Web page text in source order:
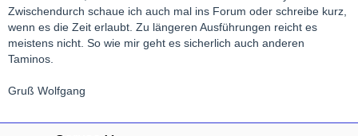
Zwischendurch schaue ich auch mal ins Forum oder schreibe kurz,
wenn es die Zeit erlaubt. Zu längeren Ausführungen reicht es
meistens nicht. So wie mir geht es sicherlich auch anderen
Taminos.
Gruß Wolfgang